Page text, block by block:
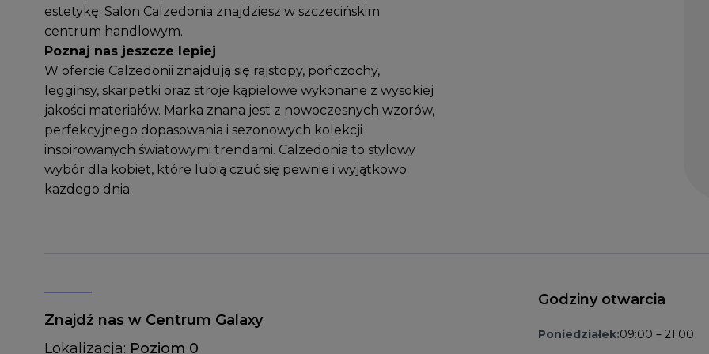
estetykę. Salon Calzedonia znajdziesz w szczecińskim
centrum handlowym.
Poznaj nas jeszcze lepiej
W ofercie Calzedonii znajdują się rajstopy, pończochy,
legginsy, skarpetki oraz stroje kąpielowe wykonane z wysokiej
jakości materiałów. Marka znana jest z nowoczesnych wzorów,
perfekcyjnego dopasowania i sezonowych kolekcji
inspirowanych światowymi trendami. Calzedonia to stylowy
wybór dla kobiet, które lubią czuć się pewnie i wyjątkowo
każdego dnia.
Znajdź nas w Centrum Galaxy
Lokalizacja: Poziom 0
Godziny otwarcia
Poniedziałek:09:00 – 21:00